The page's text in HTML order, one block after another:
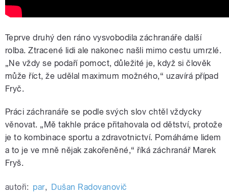
Teprve druhý den ráno vysvobodila záchranáře další
rolba. Ztracené lidi ale nakonec našli mimo cestu umrzlé.
„Ne vždy se podaří pomoct, důležité je, když si člověk
může říct, že udělal maximum možného,“ uzavírá případ
Fryč.
Práci záchranáře se podle svých slov chtěl vždycky
věnovat. „Mě takhle práce přitahovala od dětství, protože
je to kombinace sportu a zdravotnictví. Pomáháme lidem
a to je ve mně nějak zakořeněné,“ říká záchranář Marek
Fryš.
autoři: par, Dušan Radovanovič